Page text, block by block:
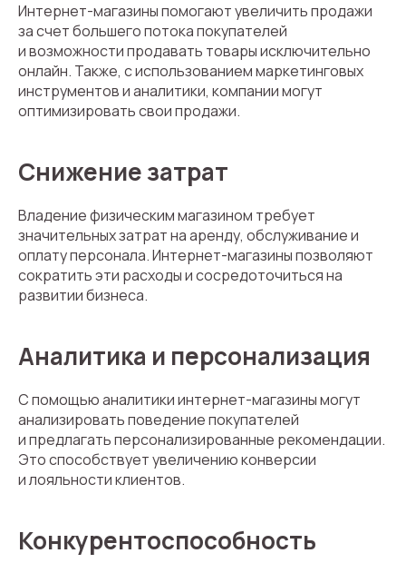
Интернет-магазины помогают увеличить продажи
за счет большего потока покупателей
и возможности продавать товары исключительно
онлайн. Также, с использованием маркетинговых
инструментов и аналитики, компании могут
оптимизировать свои продажи.
Снижение затрат
Владение физическим магазином требует
значительных затрат на аренду, обслуживание и
оплату персонала. Интернет-магазины позволяют
сократить эти расходы и сосредоточиться на
развитии бизнеса.
Аналитика и персонализация
С помощью аналитики интернет-магазины могут
анализировать поведение покупателей
и предлагать персонализированные рекомендации.
Это способствует увеличению конверсии
и лояльности клиентов.
Конкурентоспособность